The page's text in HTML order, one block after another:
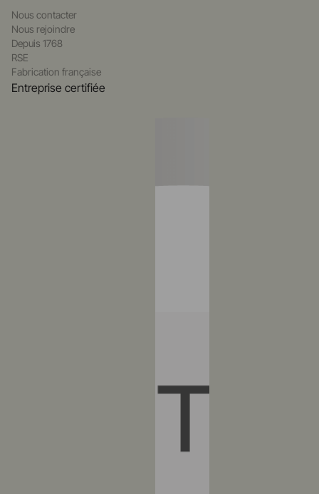
Nous contacter
Nous rejoindre
Depuis 1768
RSE
Fabrication française
Entreprise certifiée